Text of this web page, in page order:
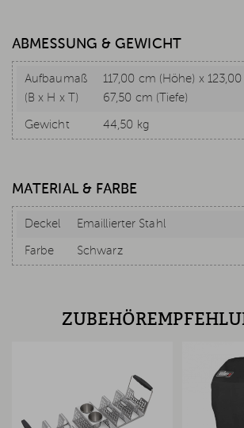
ABMESSUNG & GEWICHT
Aufbaumaß
(B x H x T)
117,00 cm (Höhe) x
67,50 cm (Tiefe)
Gewicht 44,50 kg
MATERIAL & FARBE
Deckel Emaillierter Stahl
Farbe Schwarz